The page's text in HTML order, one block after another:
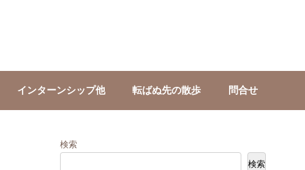
インターンシップ他 転ばぬ先の散歩 問合せ
検索
検索